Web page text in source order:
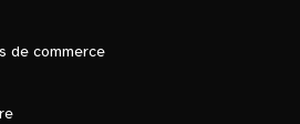
de commerce